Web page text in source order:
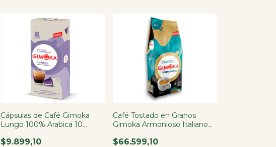
Cápsulas de Café Gimoka
Lungo 100% Arabica 10
$9.899,10
Café Tostado en Granos
Gimoka Armonioso Italiano
$66.599,10